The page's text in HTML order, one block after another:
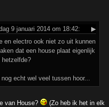
9 januari 2014 om 18:42:
▶
en electro ook niet zo uit kunnen
dat een house plaat eigenlijk
echt wel veel tussen hoor...
van House?
(Zo heb ik het in elk